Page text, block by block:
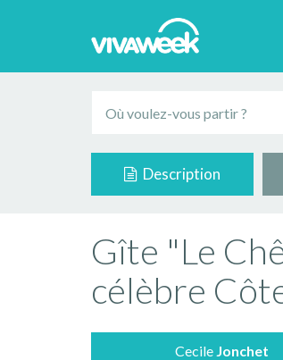
Description
Gîte "Le
célèbre
Cecile Jonchet